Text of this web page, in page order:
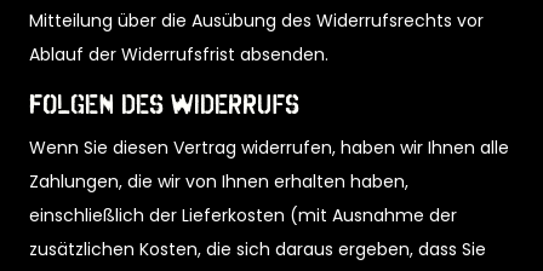
Mitteilung über die Ausübung des Widerrufsrechts vor
Ablauf der Widerrufsfrist absenden.
Folgen des Widerrufs
Wenn Sie diesen Vertrag widerrufen, haben wir Ihnen alle
Zahlungen, die wir von Ihnen erhalten haben,
einschließlich der Lieferkosten (mit Ausnahme der
zusätzlichen Kosten, die sich daraus ergeben, dass Sie